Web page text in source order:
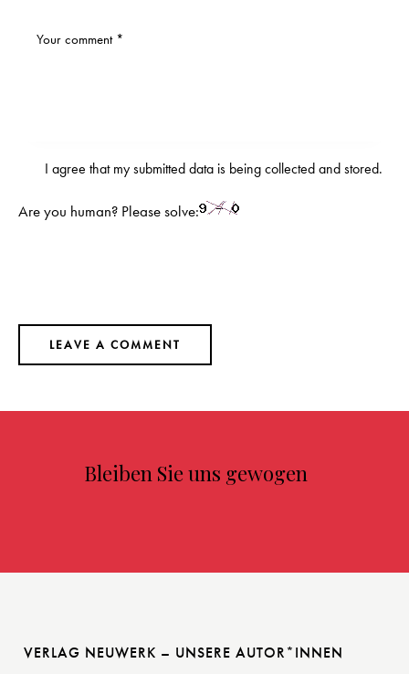
I agree that my submitted data is beingcollected and stored.
Are you human? Please solve:
Bleiben Sie uns gewogen
VERLAG NEUWERK – UNSERE AUTOR*INNEN